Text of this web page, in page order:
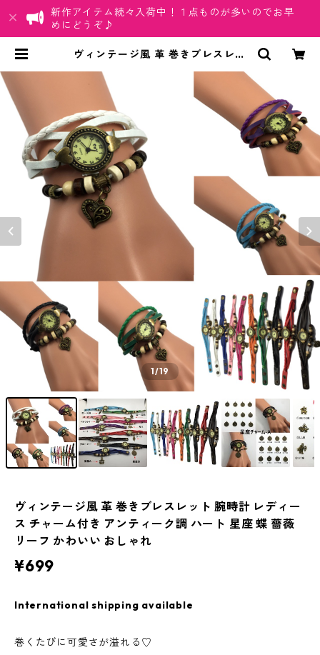
新作アイテム続々入荷中！１点ものが多いのでお早
めにどうぞ♪
ヴィンテージ風 革 巻きブレスレッ
アンティーク調 ハート 星座 蝶 薔薇
リーフ かわいい おしゃれ | ちゅらネ
ット「にふぇーでーびる」
1/19
ヴィンテージ風 革 巻きブレスレット 腕時計 レディー
ス チャーム付き アンティーク調 ハート 星座 蝶 薔薇
リーフ かわいい おしゃれ
¥699
International shipping available
巻くたびに可愛さが溢れる♡